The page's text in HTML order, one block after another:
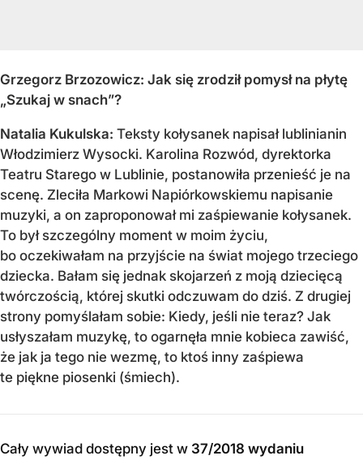
Grzegorz Brzozowicz: Jak się zrodził pomysł na płytę
„Szukaj w snach”?
Natalia Kukulska: Teksty kołysanek napisał lublinianin
Włodzimierz Wysocki. Karolina Rozwód, dyrektorka
Teatru Starego w Lublinie, postanowiła przenieść je na
scenę. Zleciła Markowi Napiórkowskiemu napisanie
muzyki, a on zaproponował mi zaśpiewanie kołysanek.
To był szczególny moment w moim życiu,
bo oczekiwałam na przyjście na świat mojego trzeciego
dziecka. Bałam się jednak skojarzeń z moją dziecięcą
twórczością, której skutki odczuwam do dziś. Z drugiej
strony pomyślałam sobie: Kiedy, jeśli nie teraz? Jak
usłyszałam muzykę, to ogarnęła mnie kobieca zawiść,
że jak ja tego nie wezmę, to ktoś inny zaśpiewa
te piękne piosenki (śmiech).
Cały wywiad dostępny jest w 37/2018 wydaniu